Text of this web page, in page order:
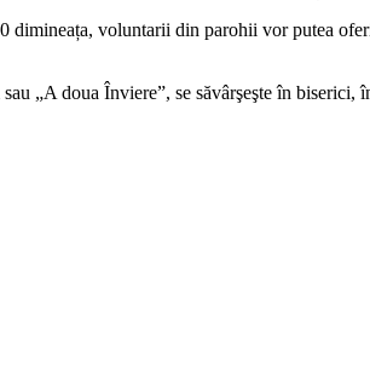
dimineața, voluntarii din parohii vor putea
„A doua Înviere”, se săvârşeşte în